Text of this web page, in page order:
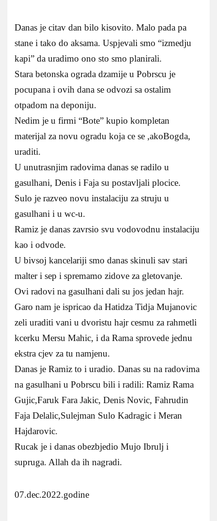
Danas je citav dan bilo kisovito. Malo pada pa
stane i tako do aksama. Uspjevali smo “izmedju
kapi” da uradimo ono sto smo planirali.
Stara betonska ograda dzamije u Pobrscu je
pocupana i ovih dana se odvozi sa ostalim
otpadom na deponiju.
Nedim je u firmi “Bote” kupio kompletan
materijal za novu ogradu koja ce se ,akoBogda,
uraditi.
U unutrasnjim radovima danas se radilo u
gasulhani, Denis i Faja su postavljali plocice.
Sulo je razveo novu instalaciju za struju u
gasulhani i u wc-u.
Ramiz je danas zavrsio svu vodovodnu instalaciju
kao i odvode.
U bivsoj kancelariji smo danas skinuli sav stari
malter i sep i spremamo zidove za gletovanje.
Ovi radovi na gasulhani dali su jos jedan hajr.
Garo nam je ispricao da Hatidza Tidja Mujanovic
zeli uraditi vani u dvoristu hajr cesmu za rahmetli
kcerku Mersu Mahic, i da Rama sprovede jednu
ekstra cjev za tu namjenu.
Danas je Ramiz to i uradio. Danas su na radovima
na gasulhani u Pobrscu bili i radili: Ramiz Rama
Gujic,Faruk Fara Jakic, Denis Novic, Fahrudin
Faja Delalic,Sulejman Sulo Kadragic i Meran
Hajdarovic.
Rucak je i danas obezbjedio Mujo Ibrulj i
supruga. Allah da ih nagradi.
07.dec.2022.godine